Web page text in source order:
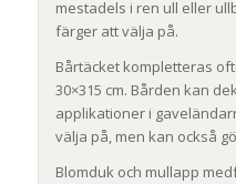
mestadels i ren ull eller
färger att välja på.
Bårtäcket kompletteras
30×315 cm. Bården kan
applikationer i
välja på, men kan också
Blomduk och mullapp